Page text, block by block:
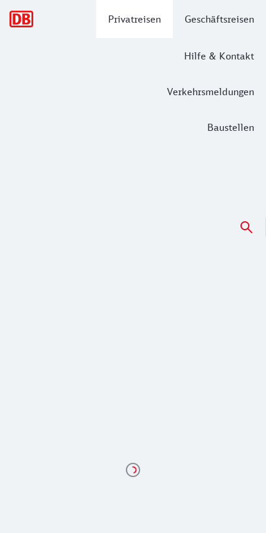
Privatreisen Geschäftsreisen
Hilfe & Kontakt
Verkehrsmeldungen
Baustellen